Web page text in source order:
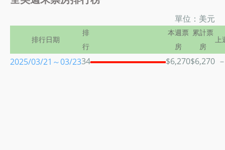
單位：美元
排行日期
排
行
本週票
房
累計票
房
上
2025/03/21～03/2334 $6,270$6,270